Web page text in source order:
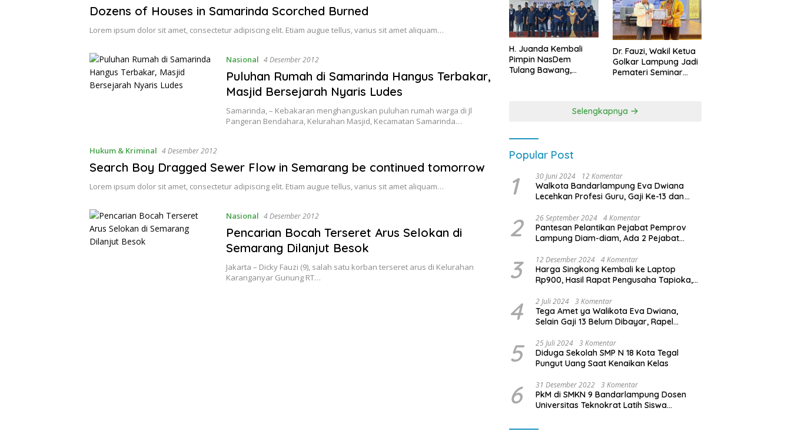
Dozens of Houses in Samarinda Scorched Burned
Lorem ipsum dolor sit amet, consectetur adipiscing elit. Etiam augue tellus, varius sit amet aliquam…
Nasional 4 Desember 2012
Puluhan Rumah di Samarinda Hangus Terbakar,
Masjid Bersejarah Nyaris Ludes
Samarinda, – Kebakaran menghanguskan puluhan rumah warga di Jl
Pangeran Bendahara, Kelurahan Masjid, Kecamatan Samarinda…
Hukum & Kriminal 4 Desember 2012
Search Boy Dragged Sewer Flow in Semarang be continued tomorrow
Lorem ipsum dolor sit amet, consectetur adipiscing elit. Etiam augue tellus, varius sit amet aliquam…
Nasional 4 Desember 2012
Pencarian Bocah Terseret Arus Selokan di
Semarang Dilanjut Besok
Jakarta – Dicky Fauzi (9), salah satu korban terseret arus di Kelurahan
Karanganyar Gunung RT…
H. Juanda Kembali
Pimpin NasDem
Tulang Bawang,
Dr. Fauzi, Wakil Ketua
Golkar Lampung Jadi
Pemateri Seminar
Kebangsaan
Selengkapnya
Popular Post
1 30 Juni 2024 12 Komentar
Walkota Bandarlampung Eva Dwiana
Lecehkan Profesi Guru, Gaji Ke-13 dan
2 26 September 2024 4 Komentar
Pantesan Pelantikan Pejabat Pemprov
Lampung Diam-diam, Ada 2 Pejabat
3 12 Desember 2024 4 Komentar
Harga Singkong Kembali ke Laptop
Rp900, Hasil Rapat Pengusaha Tapioka,
Lampung
4 2 Juli 2024 3 Komentar
Tega Amet ya Walikota Eva Dwiana,
Selain Gaji 13 Belum Dibayar, Rapel
Dibayar
5 25 Juli 2024 3 Komentar
Diduga Sekolah SMP N 18 Kota Tegal
Pungut Uang Saat Kenaikan Kelas
6 31 Desember 2022 3 Komentar
PkM di SMKN 9 Bandarlampung Dosen
Universitas Teknokrat Latih Siswa